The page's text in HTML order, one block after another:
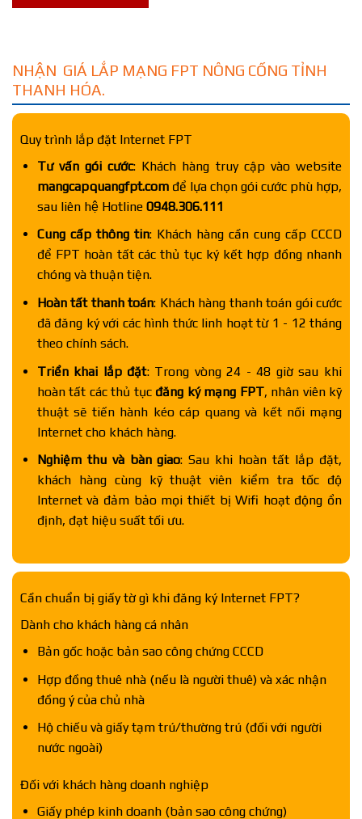
NHẬN GIÁ LẮP MẠNG FPT NÔNG CỐNG TỈNH
THANH HÓA.
Quy trình lắp đặt Internet FPT
Tư vấn gói cước: Khách hàng truy cập vào website
mangcapquangfpt.comđể lựa chọn gói cước phù hợp,
sau liên hệ Hotline 0948.306.111
Cung cấp thông tin: Khách hàng cần cung cấp CCCD
để FPT hoàn tất các thủ tục ký kết hợp đồng nhanh
chóng và thuận tiện.
Hoàn tất thanh toán: Khách hàng thanh toán gói cước
đã đăng ký với các hình thức linh hoạt từ 1 - 12 tháng
theo chính sách.
Triển khai lắp đặt: Trong vòng 24 - 48 giờ sau khi
hoàn tất các thủ tục đăng ký mạng FPT, nhân viên kỹ
thuật sẽ tiến hành kéo cáp quang và kết nối mạng
Internet cho khách hàng.
Nghiệm thu và bàn giao: Sau khi hoàn tất lắp đặt,
khách hàng cùng kỹ thuật viên kiểm tra tốc độ
Internet và đảm bảo mọi thiết bị Wifi hoạt động ổn
định, đạt hiệu suất tối ưu.
Cần chuẩn bị giấy tờ gì khi đăng ký Internet FPT?
Dành cho khách hàng cá nhân
Bản gốc hoặc bản sao công chứng CCCD
Hợp đồng thuê nhà (nếu là người thuê) và xác nhận
đồng ý của chủ nhà
Hộ chiếu và giấy tạm trú/thường trú (đối với người
nước ngoài)
Đối với khách hàng doanh nghiệp
Giấy phép kinh doanh (bản sao công chứng)